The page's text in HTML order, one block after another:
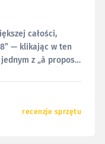
całości,
— klikając w ten
na te
recenzje sprzętu